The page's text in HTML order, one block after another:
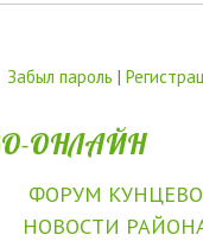
Забыл пароль |
ОНЛАЙН
ФОРУМ КУНЦЕВО
НОВОСТИ